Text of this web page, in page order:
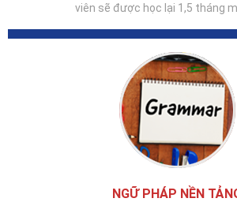
viên sẽ được học lại 1,5 tháng
NGỮ PHÁP NỀN